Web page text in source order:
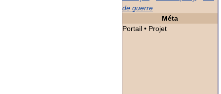
de guerre
Méta
Portail • Projet